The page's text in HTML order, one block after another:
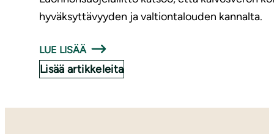
hyväksyttävyyden ja valtiontalouden kannalta.
LUE LISÄÄ
Lisää artikkeleita